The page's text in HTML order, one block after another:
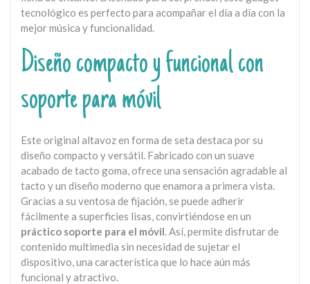
tecnológico es perfecto para acompañar el día a día con la
mejor música y funcionalidad.
Diseño compacto y funcional con
soporte para móvil
Este original altavoz en forma de seta destaca por su
diseño compacto y versátil. Fabricado con un suave
acabado de tacto goma, ofrece una sensación agradable al
tacto y un diseño moderno que enamora a primera vista.
Gracias a su ventosa de fijación, se puede adherir
fácilmente a superficies lisas, convirtiéndose en un
práctico soporte para el móvil. Así, permite disfrutar de
contenido multimedia sin necesidad de sujetar el
dispositivo, una característica que lo hace aún más
funcional y atractivo.